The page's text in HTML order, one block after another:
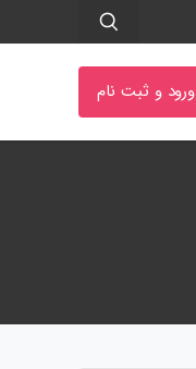
ورود و ثبت نام